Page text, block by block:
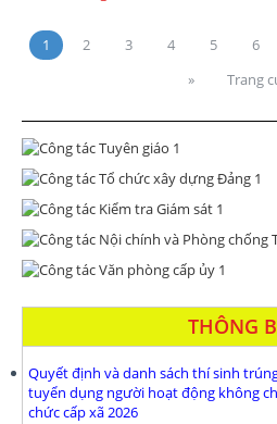
1 2 3 4 5 6
»
Trang
THÔNG
Quyết định và danh sách thí sinh
tuyển dụng người hoạt động không
chức cấp xã 2026